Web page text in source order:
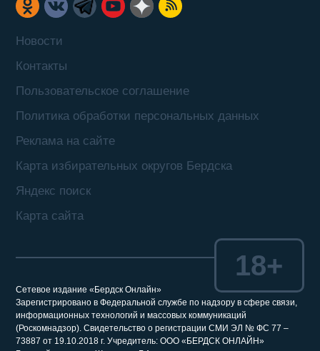
Новости
Контакты
Пользовательское соглашение
Политика обработки персональных данных
Реклама на сайте
Карта избирательных округов Бердска
Яндекс поиск
Карта сайта
Сетевое издание «Бердск Онлайн»
Зарегистрировано в Федеральной службе по надзору в сфере связи,
информационных технологий и массовых коммуникаций
(Роскомнадзор). Свидетельство о регистрации СМИ ЭЛ № ФС 77 –
73887 от 19.10.2018 г. Учредитель: ООО «БЕРДСК ОНЛАЙН»
18+